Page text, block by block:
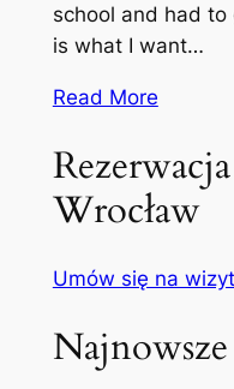
school and had to
is what I want…
Read More
Wrocław
Umów się na